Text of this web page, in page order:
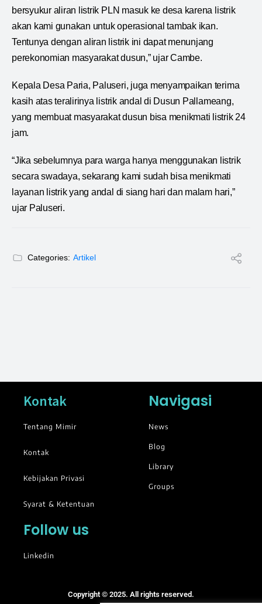
bersyukur aliran listrik PLN masuk ke desa karena listrik
akan kami gunakan untuk operasional tambak ikan.
Tentunya dengan aliran listrik ini dapat menunjang
perekonomian masyarakat dusun,” ujar Cambe.
Kepala Desa Paria, Paluseri, juga menyampaikan terima
kasih atas teralirinya listrik andal di Dusun Pallameang,
yang membuat masyarakat dusun bisa menikmati listrik 24
jam.
“Jika sebelumnya para warga hanya menggunakan listrik
secara swadaya, sekarang kami sudah bisa menikmati
layanan listrik yang andal di siang hari dan malam hari,”
ujar Paluseri.
Categories: Artikel
Kontak
Tentang Mimir
Kontak
Kebijakan Privasi
Syarat & Ketentuan
Navigasi
News
Blog
Library
Groups
Follow us
Linkedin
Copyright © 2025. All rights reserved.